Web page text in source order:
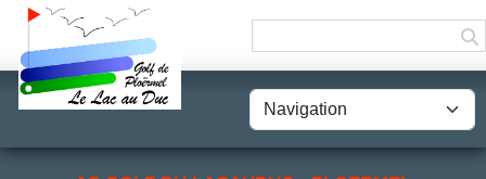
Panneau de gestion des cookies